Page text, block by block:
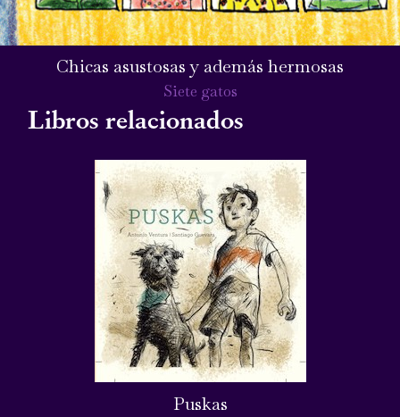
Chicas asustosas y además hermosas
Siete gatos
Libros relacionados
Puskas